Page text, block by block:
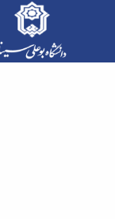
رتبه های برتر کنکور